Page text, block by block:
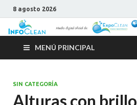
8 agosto 2026
MENÚ PRINCIPAL
SIN CATEGORÍA
Alturas con brillo